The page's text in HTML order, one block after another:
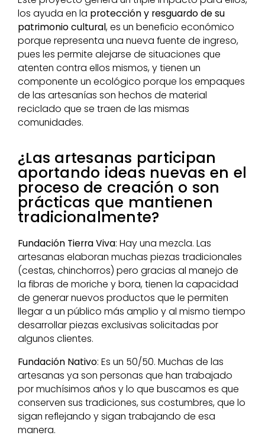
los ayuda en la protección y resguardo de su
patrimonio cultural, es un beneficio económico
porque representa una nueva fuente de ingreso,
pues les permite alejarse de situaciones que
atenten contra ellos mismos, y tienen un
componente un ecológico porque los empaques
de las artesanías son hechos de material
reciclado que se traen de las mismas
comunidades.
¿Las artesanas participan
aportando ideas nuevas en el
proceso de creación o son
prácticas que mantienen
tradicionalmente?
Fundación Tierra Viva: Hay una mezcla. Las
artesanas elaboran muchas piezas tradicionales
(cestas, chinchorros) pero gracias al manejo de
la fibras de moriche y bora, tienen la capacidad
de generar nuevos productos que le permiten
llegar a un público más amplio y al mismo tiempo
desarrollar piezas exclusivas solicitadas por
algunos clientes.
Fundación Nativo: Es un 50/50. Muchas de las
artesanas ya son personas que han trabajado
por muchísimos años y lo que buscamos es que
conserven sus tradiciones, sus costumbres, que lo
sigan reflejando y sigan trabajando de esa
manera.